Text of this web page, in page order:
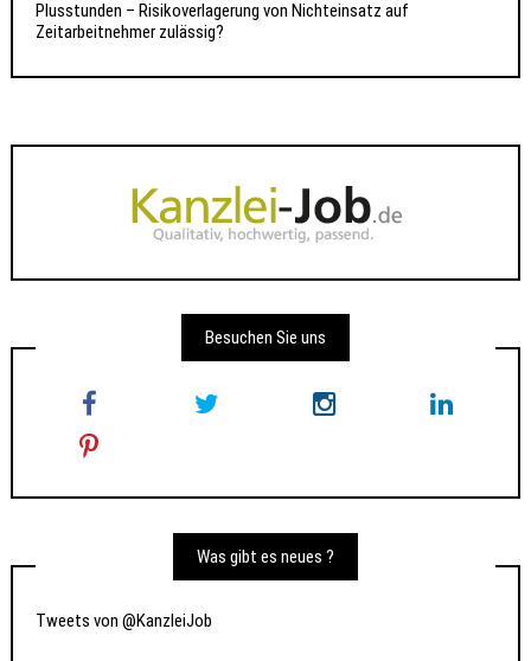
Plusstunden – Risikoverlagerung von Nichteinsatz auf
Zeitarbeitnehmer zulässig?
Besuchen Sie uns
Was gibt es neues ?
Tweets von @KanzleiJob